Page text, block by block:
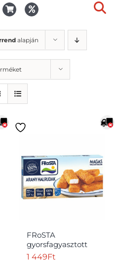
alapján
FRoSTA
gyorsfagyasztott
arany halrudak
1 449Ft